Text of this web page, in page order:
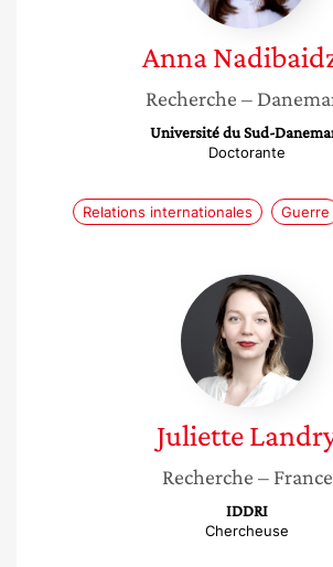
Anna
Recherche –
Université du Sud-
Doctorante
Relations internationales Guerre
Juliette
Landry
Juliette
Recherche – France
IDDRI
Chercheuse